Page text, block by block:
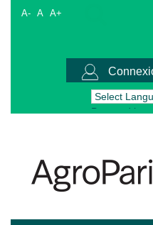
A- A A+
Powered by